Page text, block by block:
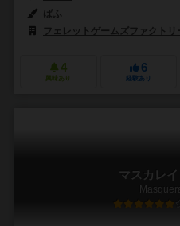
ばふ
フェレットゲームズファクト
4
興味あり
6
経験あり
マスカレ